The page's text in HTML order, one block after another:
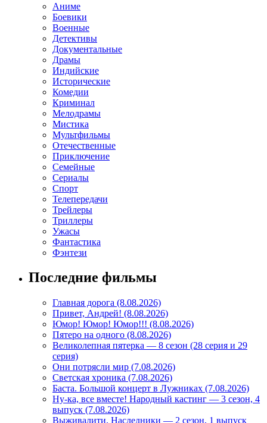
Аниме
Боевики
Военные
Детективы
Документальные
Драмы
Индийские
Исторические
Комедии
Криминал
Мелодрамы
Мистика
Мультфильмы
Отечественные
Приключение
Семейные
Сериалы
Спорт
Телепередачи
Трейлеры
Триллеры
Ужасы
Фантастика
Фэнтези
Последние фильмы
Главная дорога (8.08.2026)
Привет, Андрей! (8.08.2026)
Юмор! Юмор! Юмор!!! (8.08.2026)
Пятеро на одного (8.08.2026)
Великолепная пятерка — 8 сезон (28 серия и 29
серия)
Они потрясли мир (7.08.2026)
Светская хроника (7.08.2026)
Баста. Большой концерт в Лужниках (7.08.2026)
Ну-ка, все вместе! Народный кастинг — 3 сезон, 4
выпуск (7.08.2026)
Выживалити. Наследники — 2 сезон, 1 выпуск